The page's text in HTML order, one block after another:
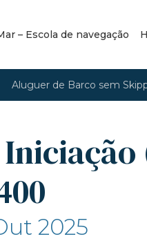
– Escola de navegação
Aluguer de Barco sem
2025